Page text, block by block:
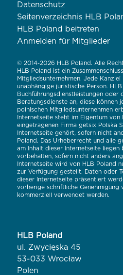
Datenschutz
Seitenverzeichnis HLB
HLB Poland beitreten
Anmelden für Mitglieder
© 2014-2026 HLB Poland. Alle
HLB Poland ist ein
Mitgliedsunternehmen. Jede
unabhängige juristische Person.
Buchführungsdienstleistungen oder
Beratungsdienste an, diese können
polnischen Mitgliedsunternehmen
Internetseite steht im Eigentum von
eingetragenen Firma getsix Polska
Internetseite gehört, sofern nicht
Poland. Das Urheberrecht und alle
am Inhalt dieser Internetseite liegen
vorbehalten, sofern nicht anders
Internetseite wird von HLB Poland
zur Verfügung gestellt. Daten oder
dieser Internetseite präsentiert
vorherige schriftliche Genehmigung
kommerziell verwendet werden.
HLB Poland
ul. Zwycięska 45
53-033 Wrocław
Polen